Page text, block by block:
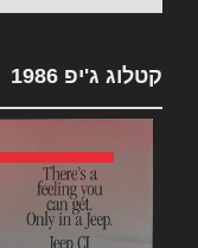
קטלוג ג'יפ 1986